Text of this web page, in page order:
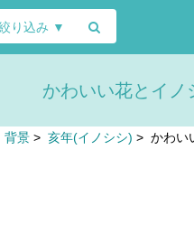
り込み ▼
かわいい花とイ
背景 > 亥年(イノシシ) > かわい